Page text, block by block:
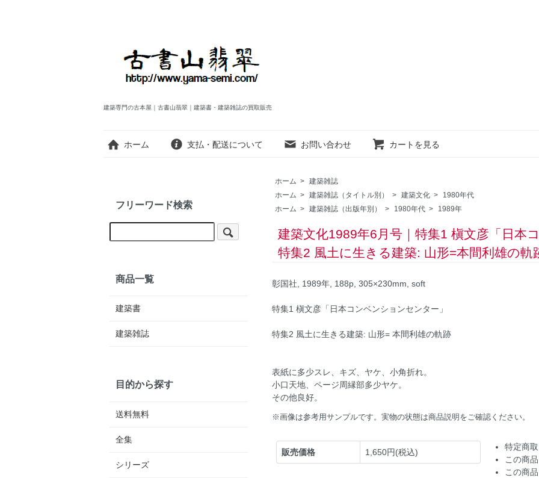
建築専門の古本屋｜古書山翡翠｜建築書・建築雑誌の買取販売
ホーム 支払・配送について お問い合わせ カートを見る
ホーム > 建築雑誌
ホーム > 建築雑誌（タイトル別） > 建築文化 >
1980年代
ホーム > 建築雑誌（出版年別） > 1980年代 > 1989年
建築文化1989年6月号｜特集1 槇文彦「日本
特集2 風土に生きる建築: 山形=本間利雄の軌
彰国社, 1989年, 188p, 305×230mm, soft
特集1 槇文彦「日本コンベンションセンター」
特集2 風土に生きる建築: 山形= 本間利雄の軌跡
表紙に多少スレ、キズ、ヤケ、小角折れ。
小口天地、ページ周縁部多少ヤケ。
その他良好。
※画像は参考用サンプルです。実物の状態は商品説明をご確認ください。
販売価格 1,650円(税込)
特定商
この商
この商
フリーワード検索
商品一覧
建築書
建築雑誌
目的から探す
送料無料
全集
シリーズ